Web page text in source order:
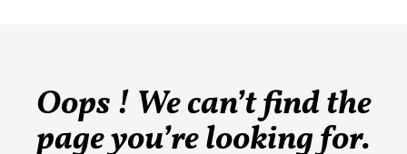
Oops ! We can’t find the
page you’re looking for.